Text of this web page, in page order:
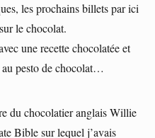
les prochains billets par ici
le chocolat.
une recette chocolatée et
au pesto de chocolat…
du chocolatier anglais Willie
Bible sur lequel j’avais